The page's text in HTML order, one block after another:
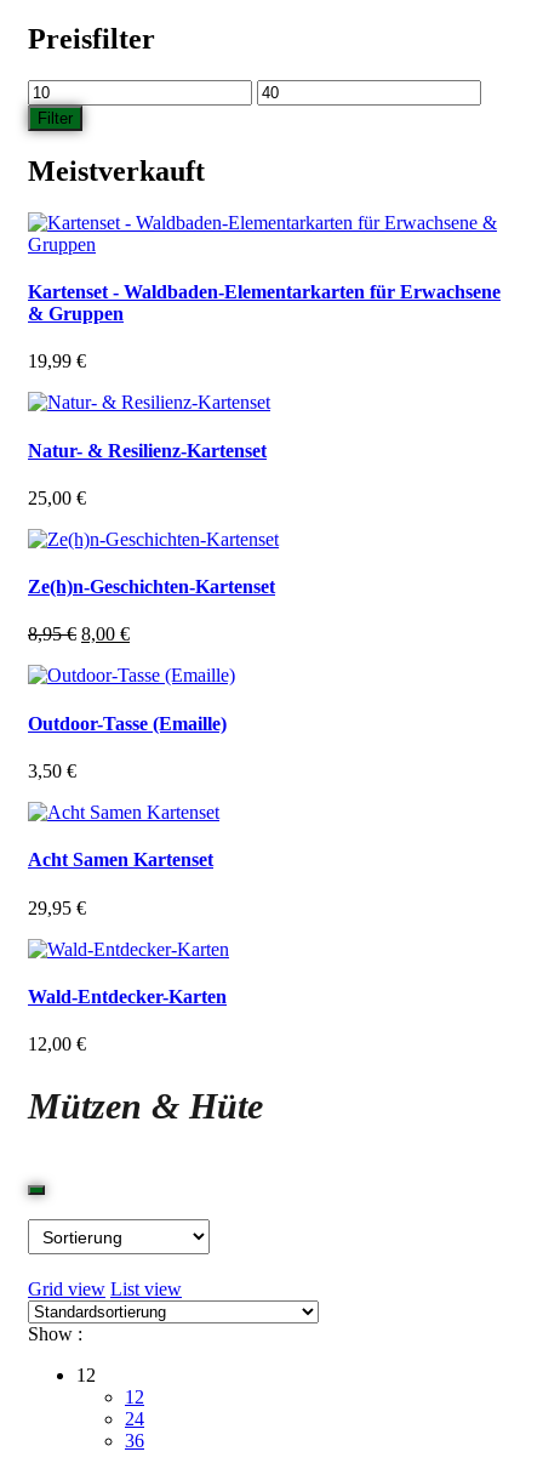
Preisfilter
Min.
Preis
Max.
Preis
Filter
Meistverkauft
Kartenset - Waldbaden-Elementarkarten für Erwachsene
& Gruppen
19,99 €
Natur- & Resilienz-Kartenset
25,00 €
Ze(h)n-Geschichten-Kartenset
8,95€ Ursprünglicher
war:
8,00 €Aktueller
ist:
Outdoor-Tasse (Emaille)
3,50 €
Acht Samen Kartenset
29,95 €
Wald-Entdecker-Karten
12,00 €
Mützen & Hüte
Grid view List view
Show :
12
12
24
36